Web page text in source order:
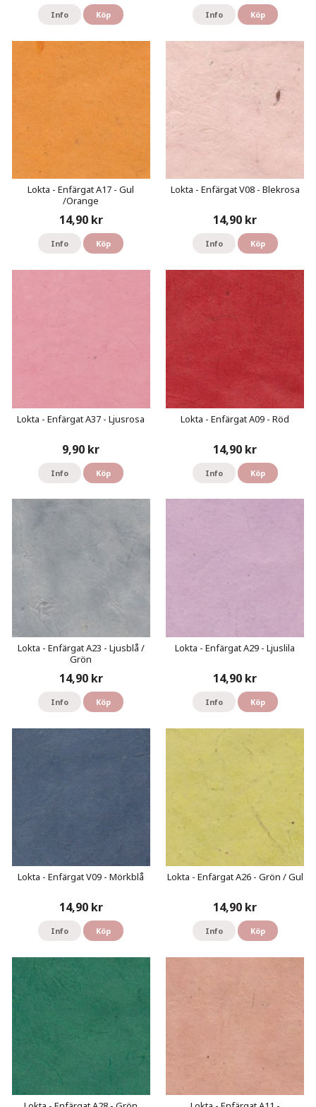
Info Köp Info Köp
Lokta - Enfärgat A17 - Gul
/Orange
14,90 kr
Info Köp
Lokta - Enfärgat V08 - Blekrosa
14,90 kr
Info Köp
Lokta - Enfärgat A37 - Ljusrosa
9,90 kr
Info Köp
Lokta - Enfärgat A09 - Röd
14,90 kr
Info Köp
Lokta - Enfärgat A23 - Ljusblå /
Grön
14,90 kr
Info Köp
Lokta - Enfärgat A29 - Ljuslila
14,90 kr
Info Köp
Lokta - Enfärgat V09 - Mörkblå
14,90 kr
Info Köp
Lokta - Enfärgat A26 - Grön / Gul
14,90 kr
Info Köp